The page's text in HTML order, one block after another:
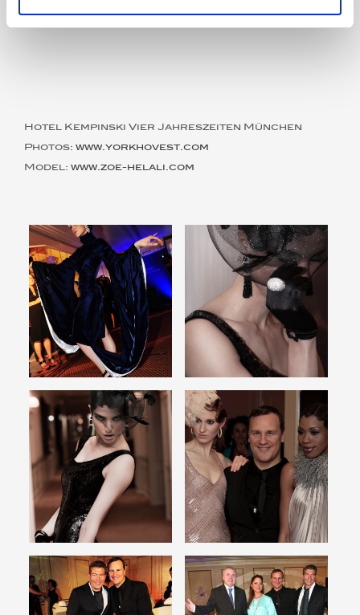
Hotel Kempinski Vier Jahreszeiten München
Photos: www.yorkhovest.com
Model: www.zoe-helali.com